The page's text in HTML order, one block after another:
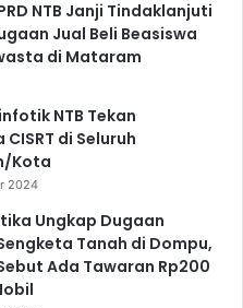
NTB Janji Tindaklanjuti
Jual Beli Beasiswa
di Mataram
NTB Tekan
di Seluruh
Kota
2024
Ungkap Dugaan
Tanah di Dompu,
Ada Tawaran Rp200